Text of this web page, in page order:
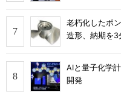
老朽化したポ
造形、納期を3
AIと量子化学
開発